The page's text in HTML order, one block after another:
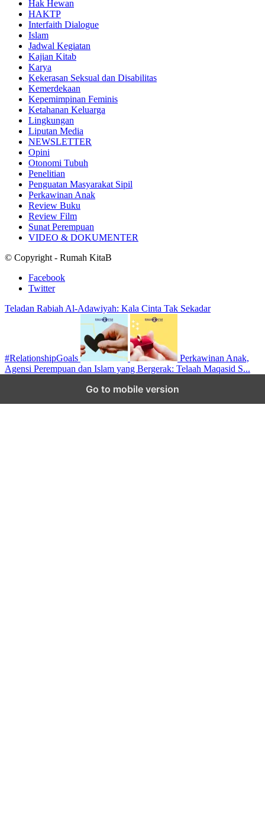
Hak Hewan
HAKTP
Interfaith Dialogue
Islam
Jadwal Kegiatan
Kajian Kitab
Karya
Kekerasan Seksual dan Disabilitas
Kemerdekaan
Kepemimpinan Feminis
Ketahanan Keluarga
Lingkungan
Liputan Media
NEWSLETTER
Opini
Otonomi Tubuh
Penelitian
Penguatan Masyarakat Sipil
Perkawinan Anak
Review Buku
Review Film
Sunat Perempuan
VIDEO & DOKUMENTER
© Copyright - Rumah KitaB
Facebook
Twitter
Teladan Rabiah Al-Adawiyah: Kala Cinta Tak Sekadar
#RelationshipGoals
Perkawinan Anak,
Agensi Perempuan dan Islam yang Bergerak: Telaah Maqasid S...
Go to mobile version